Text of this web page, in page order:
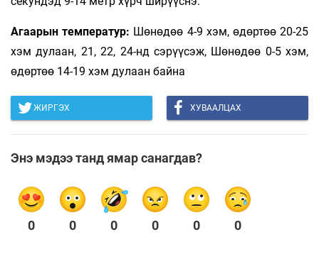
Агаарын температур: Шөнөдөө 4-9 хэм, өдөртөө 20-25
хэм дулаан, 21, 22, 24-нд сэрүүсэж, Шөнөдөө 0-5 хэм,
өдөртөө 14-19 хэм дулаан байна
ЖИРГЭХ ХУВААЛЦАХ
Энэ мэдээ танд ямар санагдав?
0 0 0 0 0 0